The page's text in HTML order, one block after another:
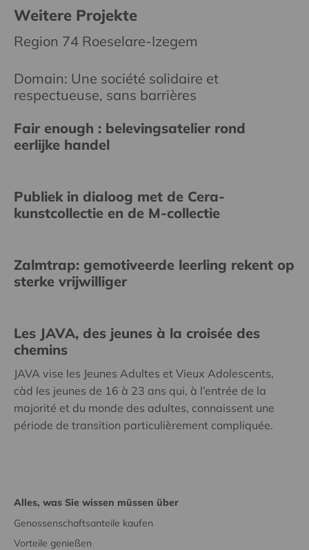
Weitere Projekte
Region 74 Roeselare-Izegem
Domain: Une société solidaire et
respectueuse, sans barrières
Fair enough : belevingsatelier rond
eerlijke handel
Publiek in dialoog met de Cera-
kunstcollectie en de M-collectie
Zalmtrap: gemotiveerde leerling rekent op
sterke vrijwilliger
Les JAVA, des jeunes à la croisée des
chemins
JAVA vise les Jeunes Adultes et Vieux Adolescents,
càd les jeunes de 16 à 23 ans qui, à l’entrée de la
majorité et du monde des adultes, connaissent une
période de transition particulièrement compliquée.
Alles, was Sie wissen müssen über
Genossenschaftsanteile kaufen
Vorteile genießen